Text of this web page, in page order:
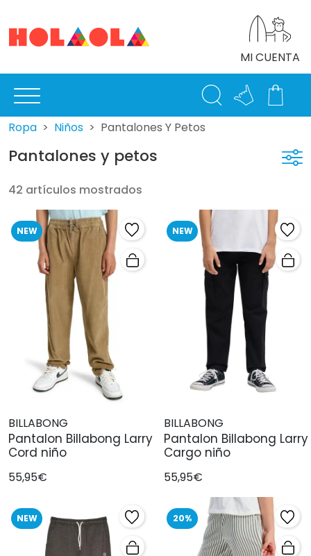
MI CUENTA
Ropa Niños Pantalones Y Petos
Pantalones y petos
42 artículos mostrados
NEW
BILLABONG
Pantalon Billabong Larry
Cord niño
55,95€
NEW
BILLABONG
Pantalon Billabong Larry
Cargo niño
55,95€
NEW 20%